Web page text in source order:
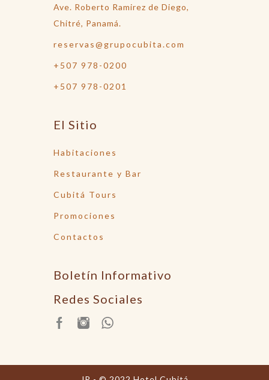
Ave. Roberto Ramirez de Diego,
Chitré, Panamá.
reservas@grupocubita.com
+507 978-0200
+507 978-0201
El Sitio
Habitaciones
Restaurante y Bar
Cubitá Tours
Promociones
Contactos
Boletín Informativo
Redes Sociales